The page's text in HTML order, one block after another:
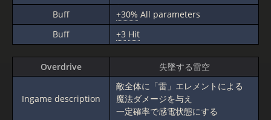
Buff
+30% All parameters
Buff
+3 Hit
Overdrive 失墜する雷空
Ingame description
敵全体に「雷」エレメントによる
魔法ダメージを与え
一定確率で感電状態にする